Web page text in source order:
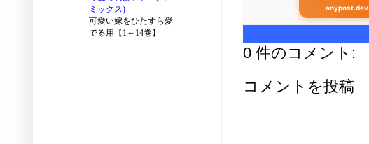
anypost.dev
0 件のコメント:
コメントを投稿